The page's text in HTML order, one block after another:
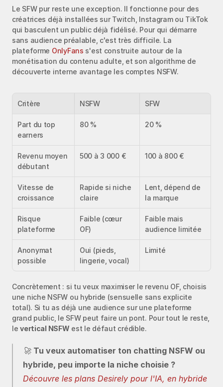
Le SFW pur reste une exception. Il fonctionne pour des
créatrices déjà installées sur Twitch, Instagram ou TikTok
qui basculent un public déjà fidélisé. Pour qui démarre
sans audience préalable, c'est très difficile. La
plateforme OnlyFans s'est construite autour de la
monétisation du contenu adulte, et son algorithme de
découverte interne avantage les comptes NSFW.
Critère NSFW SFW
Part du top
earners
80 % 20 %
Revenu moyen
débutant
500 à 3 000 € 100 à 800 €
Vitesse de
croissance
Rapide si niche
claire
Lent, dépend de
la marque
Risque
plateforme
Faible (cœur
OF)
Faible mais
audience limitée
Anonymat
possible
Oui (pieds,
lingerie, vocal)
Limité
Concrètement : si tu veux maximiser le revenu OF, choisis
une niche NSFW ou hybride (sensuelle sans explicite
total). Si tu as déjà une audience sur une plateforme
grand public, le SFW peut faire un pont. Pour tout le reste,
le vertical NSFW est le défaut crédible.
🚀 Tu veux automatiser ton chatting NSFW ou
hybride, peu importe la niche choisie ?
Découvre les plans Desirely pour l'IA, en hybride